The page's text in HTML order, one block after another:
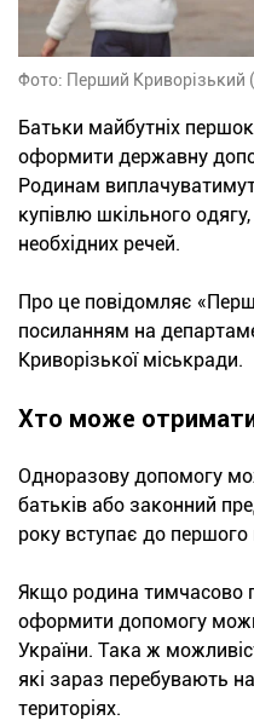
Фото: Перший Криворізький
Батьки майбутніх
оформити державну
Родинам
купівлю шкільного
необхідних речей.
Про це повідомляє
посиланням на
Криворізької міськради.
Хто може
Одноразову допомогу
батьків або законний
року вступає до першого
Якщо родина тимчасово
оформити допомогу
України. Така ж
які зараз перебувають
територіях.